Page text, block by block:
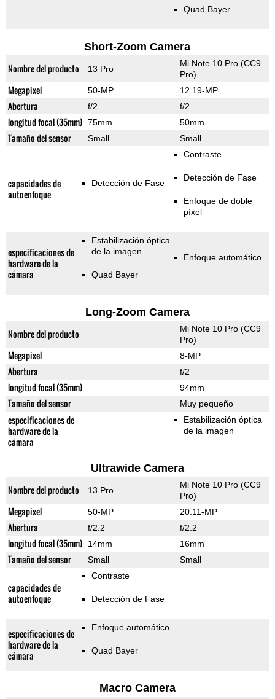
Quad Bayer
Short-Zoom Camera
Nombre del producto 13 Pro
Mi Note 10 Pro (CC9
Pro)
Megapixel 50-MP 12.19-MP
Abertura f/2 f/2
longitud focal (35mm) 75mm 50mm
Tamaño del sensor Small Small
capacidades de
autoenfoque
Detección de Fase
Contraste
Detección de Fase
Enfoque de doble
píxel
especificaciones de
hardware de la
cámara
Estabilización óptica
de la imagen
Quad Bayer
Enfoque automático
Long-Zoom Camera
Nombre del producto
Mi Note 10 Pro (CC9
Pro)
Megapixel 8-MP
Abertura f/2
longitud focal (35mm) 94mm
Tamaño del sensor Muy pequeño
especificaciones de
hardware de la
cámara
Estabilización óptica
de la imagen
Ultrawide Camera
Nombre del producto 13 Pro
Mi Note 10 Pro (CC9
Pro)
Megapixel 50-MP 20.11-MP
Abertura f/2.2 f/2.2
longitud focal (35mm) 14mm 16mm
Tamaño del sensor Small Small
capacidades de
autoenfoque
Contraste
Detección de Fase
especificaciones de
hardware de la
cámara
Enfoque automático
Quad Bayer
Macro Camera